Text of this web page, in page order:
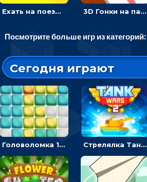
Ехать на поезде, через препятствия и собирать пассажиров - для мальчиков 3D Гонки на паровозике: ехать по линии или обходить преграды
Посмотрите больше игр из категорий:
Сегодня играют
Головоломка 10х10 Стрелялка Танковые войны: бить по танку врага, чтобы уничтожить зло